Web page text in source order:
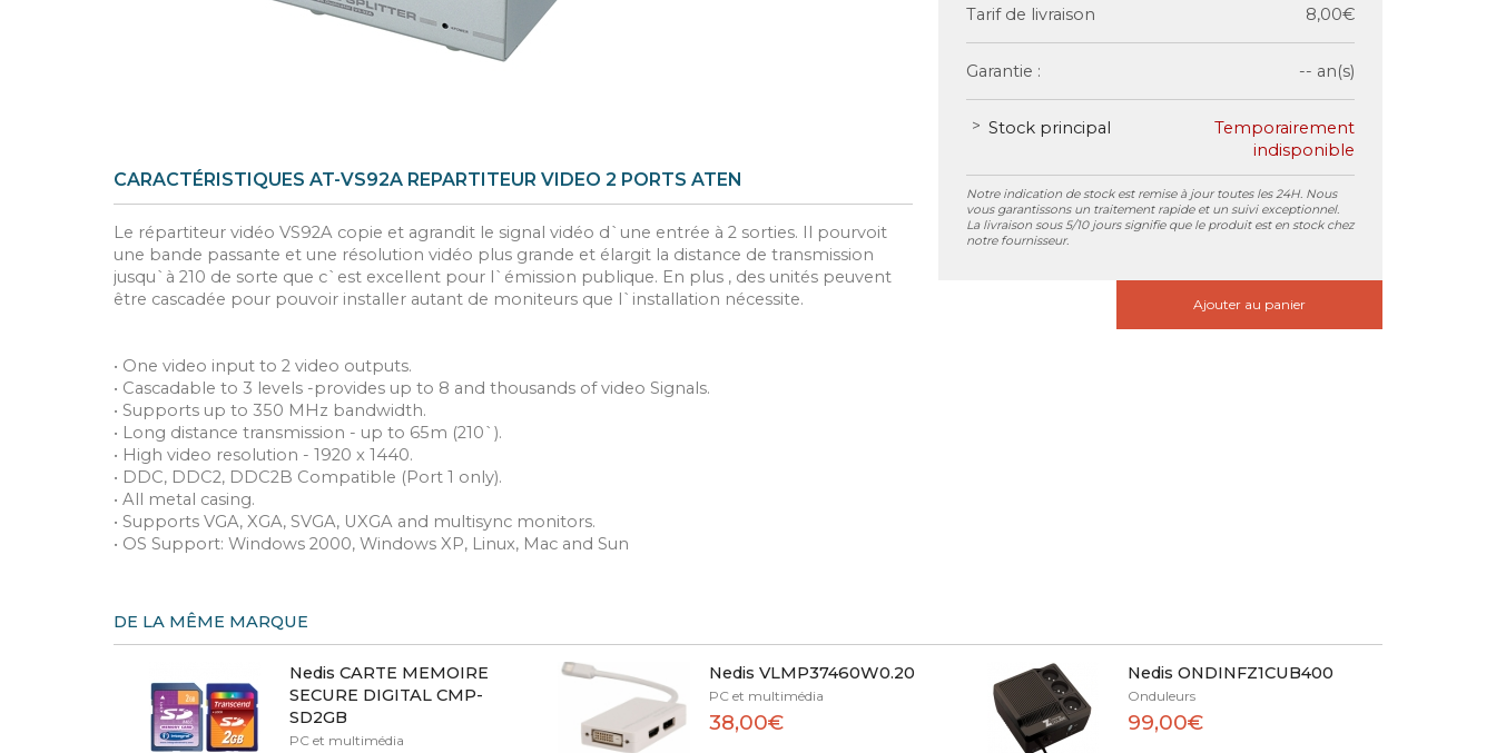
Tarif de livraison
8,00€
Garantie : -- an(s)
Stock principal
Temporairement
indisponible
Notre indication de stock est remise à jour toutes les 24H. Nous
vous garantissons un traitement rapide et un suivi exceptionnel.
La livraison sous 5/10 jours signifie que le produit est en stock chez
notre fournisseur.
Ajouter au panier
CARACTÉRISTIQUES AT-VS92A REPARTITEUR VIDEO 2 PORTS ATEN
Le répartiteur vidéo VS92A copie et agrandit le signal vidéo d`une entrée à 2 sorties. Il pourvoit
une bande passante et une résolution vidéo plus grande et élargit la distance de transmission
jusqu`à 210 de sorte que c`est excellent pour l`émission publique. En plus , des unités peuvent
être cascadée pour pouvoir installer autant de moniteurs que l`installation nécessite.
• One video input to 2 video outputs.
• Cascadable to 3 levels -provides up to 8 and thousands of video Signals.
• Supports up to 350 MHz bandwidth.
• Long distance transmission - up to 65m (210`).
• High video resolution - 1920 x 1440.
• DDC, DDC2, DDC2B Compatible (Port 1 only).
• All metal casing.
• Supports VGA, XGA, SVGA, UXGA and multisync monitors.
• OS Support: Windows 2000, Windows XP, Linux, Mac and Sun
DE LA MÊME MARQUE
Nedis CARTE MEMOIRE
SECURE DIGITAL CMP-
SD2GB
PC et multimédia
Nedis VLMP37460W0.20
PC et multimédia
38,00€
Nedis ONDINFZ1CUB400
Onduleurs
99,00€